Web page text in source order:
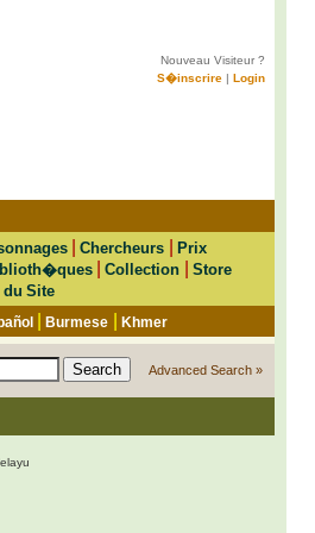
Nouveau Visiteur ?
S�inscrire | Login
|Chercheurs |Prix
|Collection
Store
du Site
|Burmese Khmer
Advanced Search »